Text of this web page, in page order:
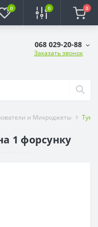
0 0 0
068 029-20-88
Заказать звонок
и Микроджеты
1 форсунку